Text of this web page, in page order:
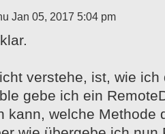
Jan 05, 2017 5:04 pm
verstehe, ist, wie
gebe ich ein
kann, welche Methode